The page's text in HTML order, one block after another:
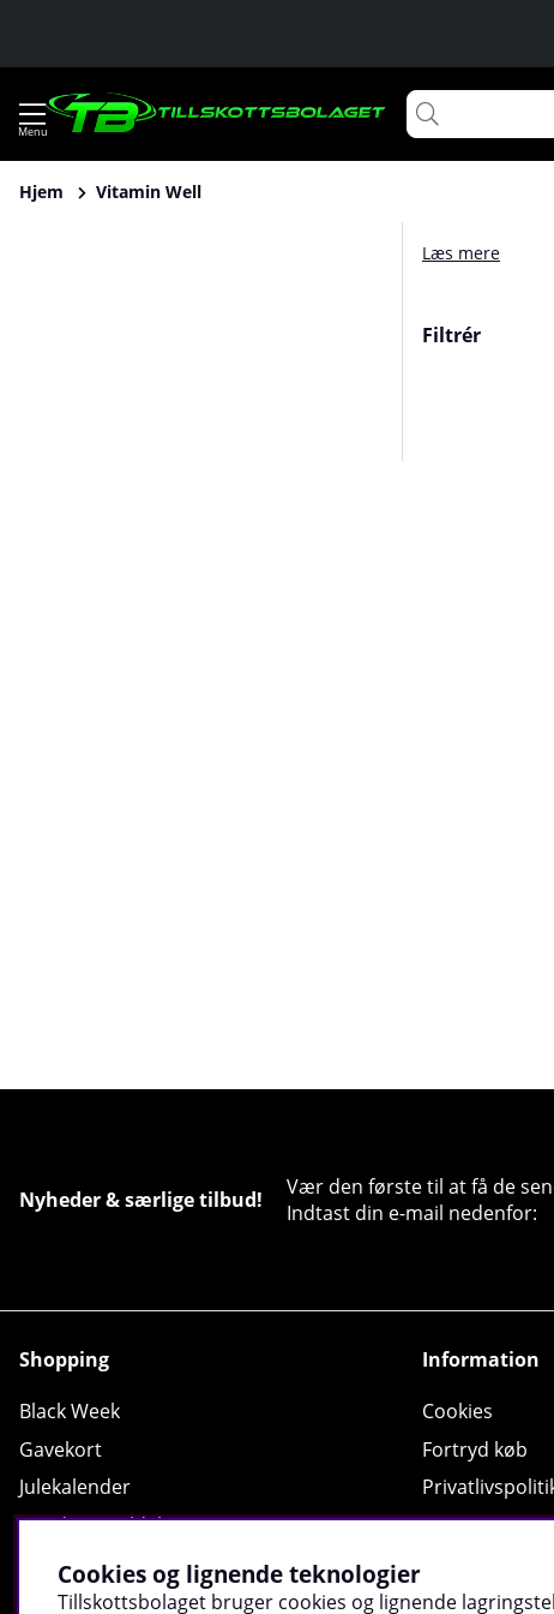
Hjem Vitamin Well
Læs mere
Filtrér
Nyheder & særlige tilbud!
Vær den første til at få de
Indtast din e-mail nedenfor:
Shopping
Black Week
Gavekort
Julekalender
Kundeanmeldelser
Opskrift
Shopping guide
Information
Cookies
Fortryd køb
Returnering,
Fysiske butik
Cookies og lignende teknologier
Tillskottsbolaget bruger cookies og lignende